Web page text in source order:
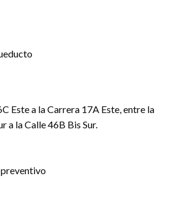
Este a la Carrera 17A Este, entre la
a la Calle 46B Bis Sur.